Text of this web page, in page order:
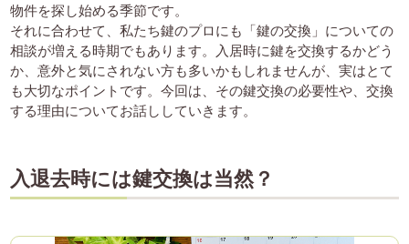
物件を探し始める季節です。
それに合わせて、私たち鍵のプロにも「鍵の交換」についての
相談が増える時期でもあります。入居時に鍵を交換するかどう
か、意外と気にされない方も多いかもしれませんが、実はとて
も大切なポイントです。今回は、その鍵交換の必要性や、交換
する理由についてお話ししていきます。
入退去時には鍵交換は当然？